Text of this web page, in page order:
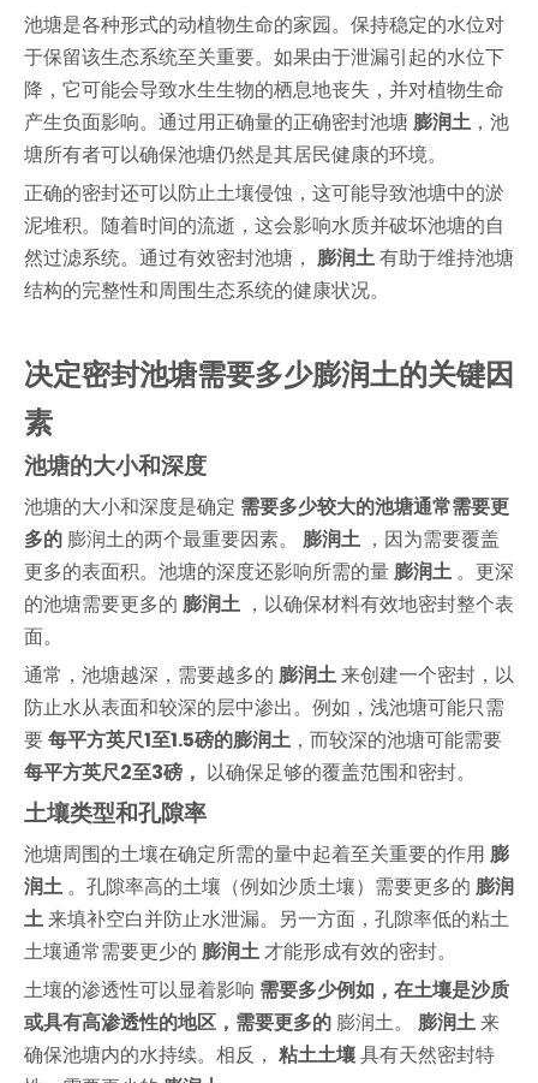
池塘是各种形式的动植物生命的家园。保持稳定的水位对
于保留该生态系统至关重要。如果由于泄漏引起的水位下
降，它可能会导致水生生物的栖息地丧失，并对植物生命
产生负面影响。通过用正确量的正确密封池塘膨润土 ，池
塘所有者可以确保池塘仍然是其居民健康的环境。
正确的密封还可以防止土壤侵蚀，这可能导致池塘中的淤
泥堆积。随着时间的流逝，这会影响水质并破坏池塘的自
然过滤系统。通过有效密封池塘， 膨润土有助于维持池塘
结构的完整性和周围生态系统的健康状况。
决定密封池塘需要多少膨润土的关键因
素
池塘的大小和深度
池塘的大小和深度是确定 需要多少较大的池塘通常需要更
多的膨润土的两个最重要因素。 膨润土 ，因为需要覆盖
更多的表面积。池塘的深度还影响所需的量膨润土 。更深
的池塘需要更多的 膨润土 ，以确保材料有效地密封整个表
面。
通常，池塘越深，需要越多的 膨润土来创建一个密封，以
防止水从表面和较深的层中渗出。例如，浅池塘可能只需
要每平方英尺1至1.5磅的膨​​润土 ，而较深的池塘可能需要
每平方英尺2至3磅， 以确保足够的覆盖范围和密封。
土壤类型和孔隙率
池塘周围的土壤在确定所需的量中起着至关重要的作用 膨
润土 。孔隙率高的土壤（例如沙质土壤）需要更多的 膨润
土来填补空白并防止水泄漏。另一方面，孔隙率低的粘土
土壤通常需要更少的 膨润土才能形成有效的密封。
土壤的渗透性可以显着影响 需要多少例如，在土壤是沙质
或具有高渗透性的地区，需要更多的膨润土。 膨润土来
确保池塘内的水持续。相反， 粘土土壤具有天然密封特